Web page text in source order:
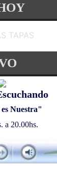
TAPAS
Nuestra"
a 20.00hs.